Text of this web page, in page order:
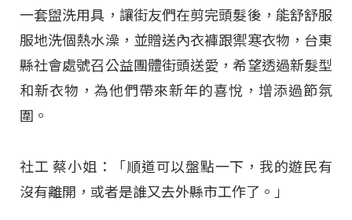
一套盥洗用具，讓街友們在剪完頭髮後，能舒舒服
服地洗個熱水澡，並贈送內衣褲跟禦寒衣物，台東
縣社會處號召公益團體街頭送愛，希望透過新髮型
和新衣物，為他們帶來新年的喜悅，增添過節氛
圍。
社工 蔡小姐：「順道可以盤點一下，我的遊民有
沒有離開，或者是誰又去外縣市工作了。」